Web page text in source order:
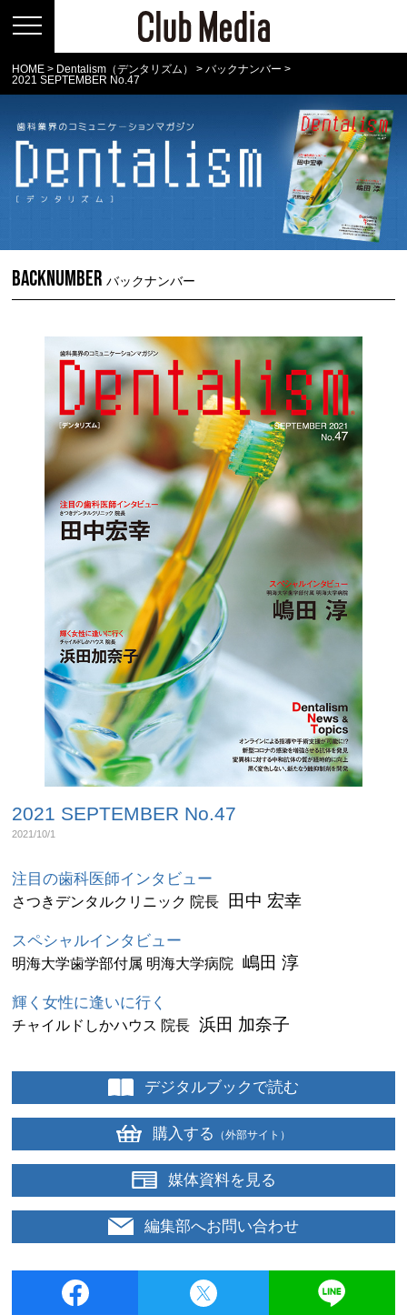
HOME > Dentalism（デンタリズム） >バックナンバー >
2021 SEPTEMBER No.47
BACKNUMBER バックナンバー
2021 SEPTEMBER No.47
2021/10/1
注目の歯科医師インタビュー
さつきデンタルクリニック 院長 田中 宏幸
スペシャルインタビュー
明海大学歯学部付属 明海大学病院 嶋田 淳
輝く女性に逢いに行く
チャイルドしかハウス 院長 浜田 加奈子
デジタルブックで読む
購入する （外部サイト）
媒体資料を見る
編集部へお問い合わせ